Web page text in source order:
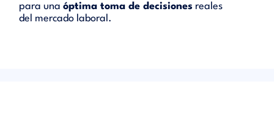
para unaóptima toma de decisiones reales
del mercado laboral.